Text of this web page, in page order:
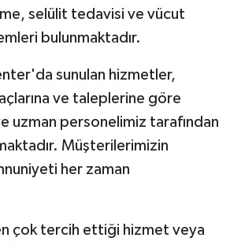
selülit tedavisi ve vücut
bulunmaktadır.
sunulan hizmetler,
ve taleplerine göre
uzman personelimiz tarafından
Müşterilerimizin
her zaman
çok tercih ettiği hizmet veya